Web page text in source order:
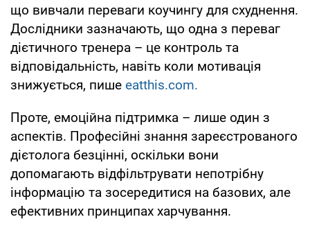
що вивчали переваги коучингу для схуднення.
Дослідники зазначають, що одна з переваг
дієтичного тренера – це контроль та
відповідальність, навіть коли мотивація
знижується, пише eatthis.com.
Проте, емоційна підтримка – лише один з
аспектів. Професійні знання зареєстрованого
дієтолога безцінні, оскільки вони
допомагають відфільтрувати непотрібну
інформацію та зосередитися на базових, але
ефективних принципах харчування.